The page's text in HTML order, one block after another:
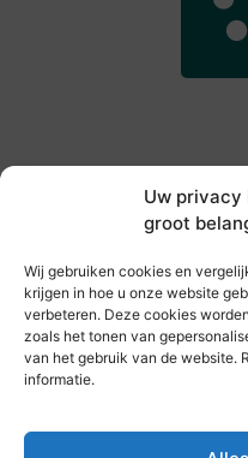
Uw privacy
groot
Wij gebruiken cookies en
krijgen in hoe u onze website
verbeteren. Deze cookies
zoals het tonen van
van het gebruik van de website.
informatie.Elke dag iets